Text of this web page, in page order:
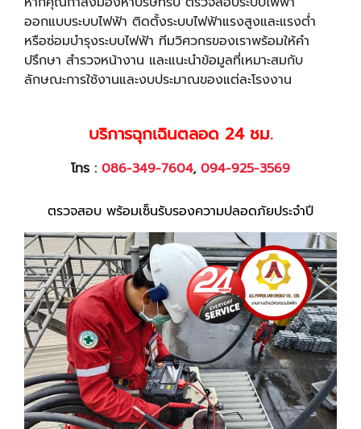
ออกแบบระบบไฟฟ้า ติดตั้งระบบไฟฟ้าแรงสูงและแรงต่ำ
หรือซ่อมบำรุงระบบไฟฟ้า ทีมวิศวกรของเราพร้อมให้คำ
ปรึกษา สำรวจหน้างาน และแนะนำข้อมูลที่เหมาะสมกับ
ลักษณะการใช้งานและงบประมาณของแต่ละโรงงาน
บริการฉุกเฉินตลอด 24 ชม.
โทร : 086-349-7604, 094-925-3569
ตรวจสอบ พร้อมเซ็นรับรองความปลอดภัยประจำปี